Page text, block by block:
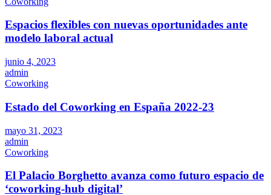
Espacios flexibles con nuevas oportunidades ante
modelo laboral actual
junio 4, 2023
admin
Coworking
Estado del Coworking en España 2022-23
mayo 31, 2023
admin
Coworking
El Palacio Borghetto avanza como futuro espacio de
‘coworking-hub digital’